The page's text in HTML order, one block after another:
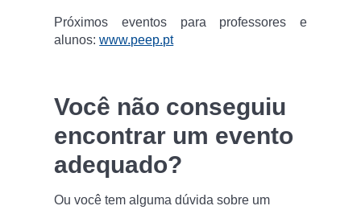
Próximos eventos para professores e
alunos:www.peep.pt
Você não conseguiu
encontrar um evento
adequado?
Ou você tem alguma dúvida sobre um